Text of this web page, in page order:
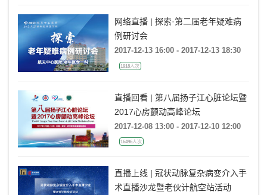
网络直播 | 探索·第二届老年疑难病
例研讨会
2017-12-13 16:00 - 2017-12-13 18:30
1918人次
直播回看 | 第八届扬子江心脏论坛暨
2017心房颤动高峰论坛
2017-12-08 13:00 - 2017-12-10 12:00
16496人次
直播上线 | 冠状动脉复杂病变介入手
术直播沙龙暨老伙计航空站活动